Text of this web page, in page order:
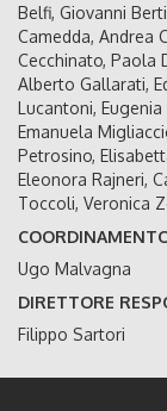
Belfi, Giovanni
Camedda, Andrea
Cecchinato, Paola
Alberto Gallarati,
Lucantoni,
Emanuela
Petrosino,
Eleonora Rajneri,
Toccoli, Veronica
Ugo Malvagna
DIRETTORE
Filippo Sartori